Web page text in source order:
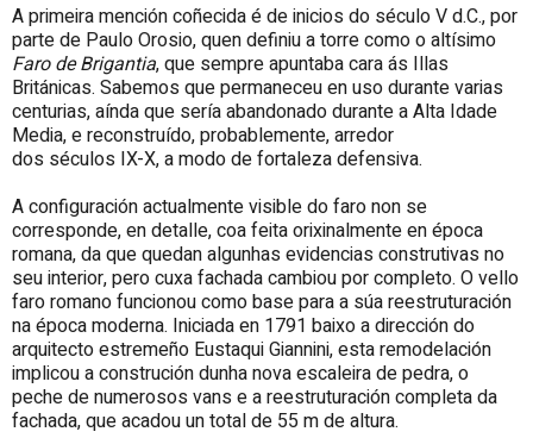
A primeira mención coñecida é de inicios do século V d.C., por
parte de Paulo Orosio, quen definiu a torre como o altísimo
Faro de Brigantia, que sempre apuntaba cara ás Illas
Británicas. Sabemos que permaneceu en uso durante varias
centurias, aínda que sería abandonado durante a Alta Idade
Media, e reconstruído, probablemente, arredor
dos séculos IX-X, a modo de fortaleza defensiva.
A configuración actualmente visible do faro non se
corresponde, en detalle, coa feita orixinalmente en época
romana, da que quedan algunhas evidencias construtivas no
seu interior, pero cuxa fachada cambiou por completo. O vello
faro romano funcionou como base para a súa reestruturación
na época moderna. Iniciada en 1791 baixo a dirección do
arquitecto estremeño Eustaqui Giannini, esta remodelación
implicou a construción dunha nova escaleira de pedra, o
peche de numerosos vans e a reestruturación completa da
fachada, que acadou un total de 55 m de altura.